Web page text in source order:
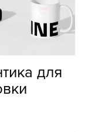
для